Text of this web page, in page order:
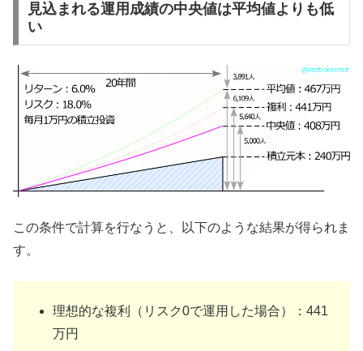
見込まれる運用成績の中央値は平均値よりも低
い
この条件で計算を行なうと、以下のような結果が得られま
す。
理想的な複利（リスク0で運用した場合）：441
万円